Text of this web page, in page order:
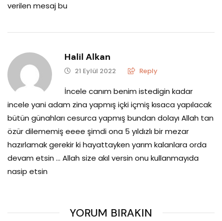
verilen mesaj bu
Halil Alkan
21 Eylül 2022 Reply
İncele canım benim istedigin kadar
incele yani adam zina yapmış içki içmiş kısaca yapılacak
bütün günahları cesurca yapmış bundan dolayı Allah tan
özür dilememiş eeee şimdi ona 5 yıldızlı bir mezar
hazırlamak gerekir ki hayattayken yarım kalanlara orda
devam etsin … Allah size akıl versin onu kullanmayıda
nasip etsin
YORUM BIRAKIN